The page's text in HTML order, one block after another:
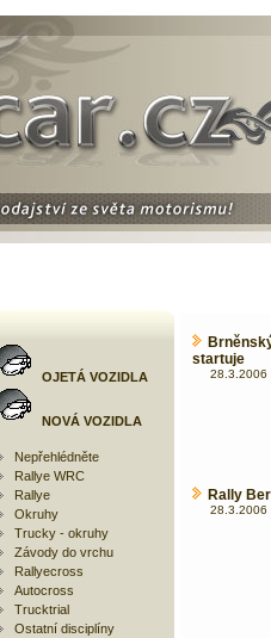
OJETÁ VOZIDLA
NOVÁ VOZIDLA
Nepřehlédněte
Rallye WRC
Rallye
Okruhy
Trucky - okruhy
Závody do vrchu
Rallyecross
Autocross
Trucktrial
Ostatní disciplíny
startuje
28.3.2006
Rally
28.3.2006